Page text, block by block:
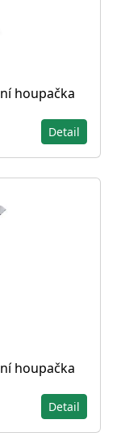
houpačka
Detail
houpačka
Detail